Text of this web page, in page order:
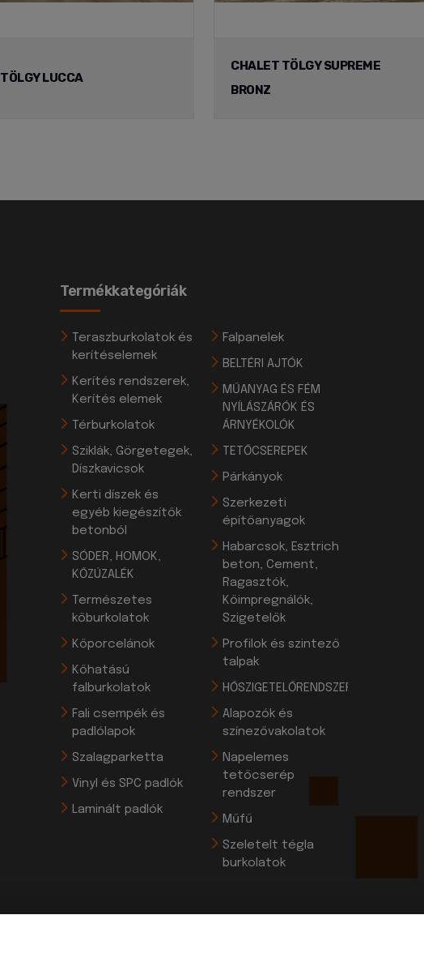
TÖLGY LUCCA
CHALET TÖLGY SUPREME
BRONZ
Termékkategóriák
Teraszburkolatok és
kerítéselemek
Kerítés rendszerek,
Kerítés elemek
Térburkolatok
Sziklák, Görgetegek,
Díszkavicsok
Kerti díszek és
egyéb kiegészítők
betonból
SÓDER, HOMOK,
KŐZÚZALÉK
Természetes
kőburkolatok
Kőporcelánok
Kőhatású
falburkolatok
Fali csempék és
padlólapok
Szalagparketta
Vinyl és SPC padlók
Laminált padlók
Falpanelek
BELTÉRI AJTÓK
MŰANYAG ÉS FÉM
NYÍLÁSZÁRÓK ÉS
ÁRNYÉKOLÓK
TETŐCSEREPEK
Párkányok
Szerkezeti
építőanyagok
Habarcsok, Esztrich
beton, Cement,
Ragasztók,
Kőimpregnálók,
Szigetelők
Profilok és szintező
talpak
HŐSZIGETELŐRENDSZEREK
Alapozók és
színezővakolatok
Napelemes
tetőcserép
rendszer
Műfű
Szeletelt tégla
burkolatok